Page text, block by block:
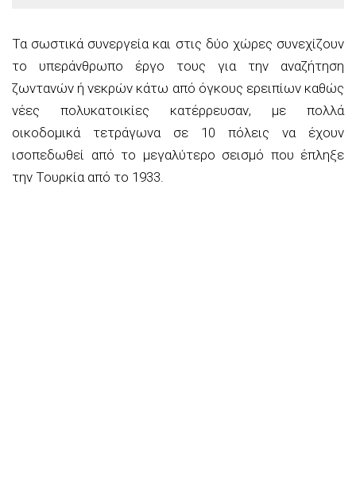
Τα σωστικά συνεργεία και στις δύο χώρες συνεχίζουν
το υπεράνθρωπο έργο τους για την αναζήτηση
ζωντανών ή νεκρών κάτω από όγκους ερειπίων καθώς
νέες πολυκατοικίες κατέρρευσαν, με πολλά
οικοδομικά τετράγωνα σε 10 πόλεις να έχουν
ισοπεδωθεί από το μεγαλύτερο σεισμό που έπληξε
την Τουρκία από το 1933.